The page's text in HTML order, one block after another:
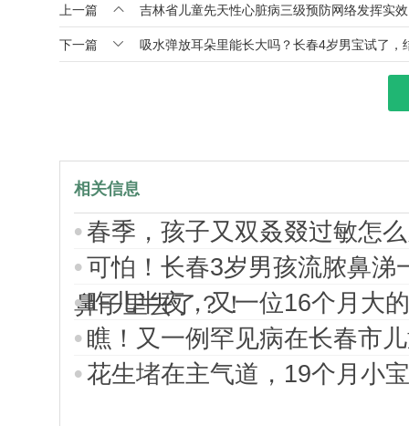
上一篇  吉林省儿童先天性心脏病三级预防网络发挥实
下一篇  吸水弹放耳朵里能长大吗？长春4岁男宝试了
相关信息
春季，孩子又双叒叕过敏怎
可怕！长春3岁男孩流脓鼻
鼻子里去了？！
昨儿半夜，又一位16个月大
瞧！又一例罕见病在长春市
花生堵在主气道，19个月小